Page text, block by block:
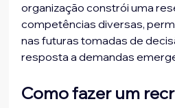
organização constrói uma
competências diversas,
nas futuras tomadas de
resposta a demandas
Como fazer um